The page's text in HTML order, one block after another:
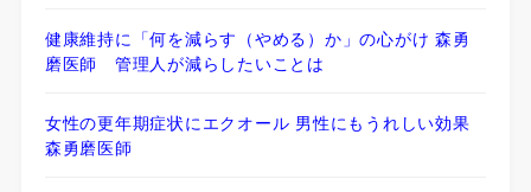
健康維持に「何を減らす（やめる）か」の心がけ 森勇
磨医師 管理人が減らしたいことは
女性の更年期症状にエクオール 男性にもうれしい効果
森勇磨医師